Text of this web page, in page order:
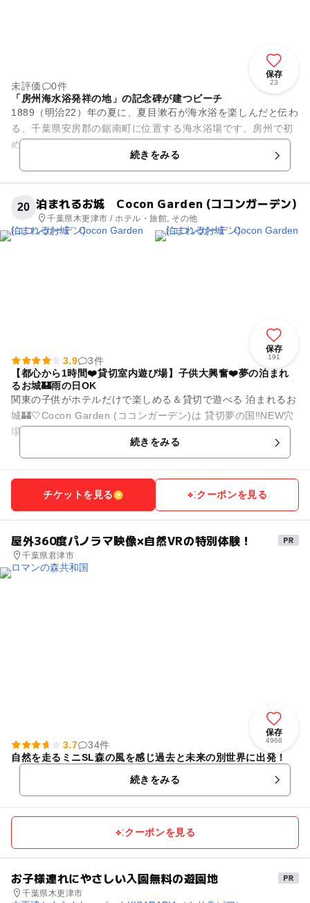
保存
23
未評価
0件
「房州海水浴発祥の地」の記念碑が建つビーチ
1889（明治22）年の夏に、夏目漱石が海水浴を楽しんだと伝わ
る、千葉県安房郡の鋸南町に位置する海水浴場です。房州で初
めての海水浴場として広く知られ、保田海岸には「房州海水浴
続きをみる
20 泊まれるお城 Cocon Garden (ココンガーデン)
千葉県木更津市 / ホテル・旅館, その他
保存
191
3.9
3件
【都心から1時間❤️貸切室内遊び場】子供大興奮❤️夢の泊まれ
るお城🏰雨の日OK
関東の子供がホテルだけで楽しめる＆貸切で遊べる 泊まれるお
城🏰🤍Cocon Garden (ココンガーデン)は 貸切夢の国‼︎NEW穴
続きをみる
チケットを見る クーポンを見る
屋外360度パノラマ映像×自然VRの特別体験！
千葉県君津市
保存
4968
3.7
34件
自然を走るミニSL森の風を感じ過去と未来の別世界に出発！
続きをみる
クーポンを見る
お子様連れにやさしい入園無料の遊園地
千葉県木更津市